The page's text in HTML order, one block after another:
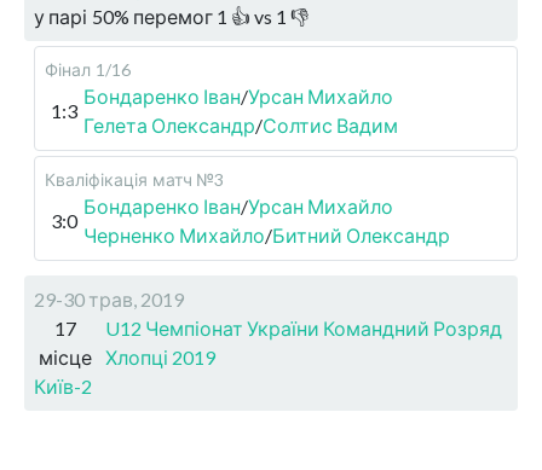
у парі 50% перемог 1 👍 vs 1 👎
Фінал 1/16
1:3
Бондаренко Іван/Урсан Михайло
Гелета Олександр/Солтис Вадим
Кваліфікація матч №3
3:0
Бондаренко Іван/Урсан Михайло
Черненко Михайло/Битний Олександр
29-30 трав, 2019
17
місце
U12 Чемпіонат України Командний Розряд
Хлопці 2019
Київ-2